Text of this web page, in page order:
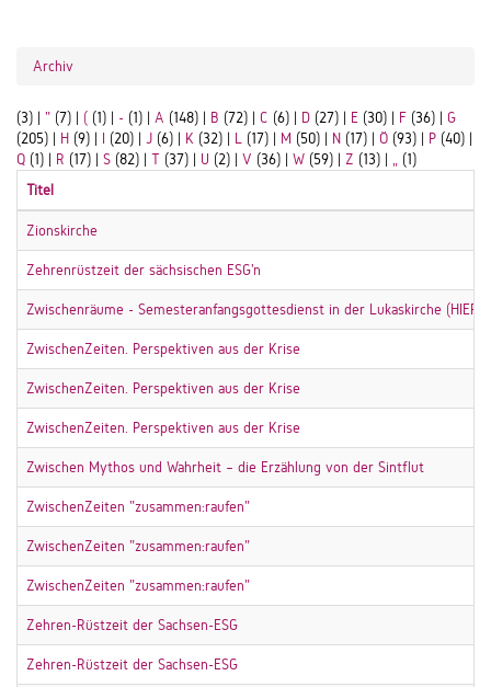
Archiv
(3) " (7) ( (1) - (1) A (148) B (72) C (6) D (27) E (30) F (36)
G
(205)
H (9) (20) J (6) K (32) L (17) M (50) N (17) Ö (93) P (40)
Q (1) R (17) S (82) T (37) U (2) V (36) W (59) Z (13) „ (1)
Titel
Zionskirche
Zehrenrüstzeit der sächsischen ESG'n
Zwischenräume - Semesteranfangsgottesdienst in der Lukaskirche (HIER:
ZwischenZeiten. Perspektiven aus der Krise
ZwischenZeiten. Perspektiven aus der Krise
ZwischenZeiten. Perspektiven aus der Krise
Zwischen Mythos und Wahrheit – die Erzählung von der Sintflut
ZwischenZeiten "zusammen:raufen"
ZwischenZeiten "zusammen:raufen"
ZwischenZeiten "zusammen:raufen"
Zehren-Rüstzeit der Sachsen-ESG
Zehren-Rüstzeit der Sachsen-ESG